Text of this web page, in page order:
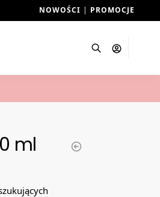
NOWOŚCI | PROMOCJE
ml